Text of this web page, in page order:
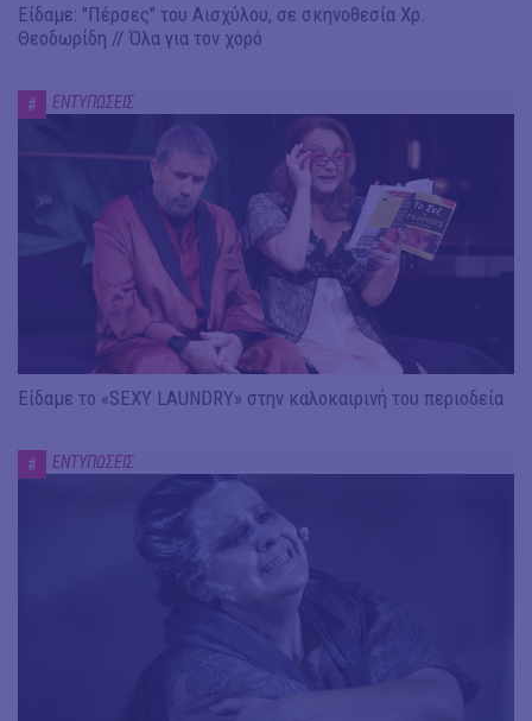
Είδαμε: "Πέρσες" του Αισχύλου, σε σκηνοθεσία Χρ.
Θεοδωρίδη // Όλα για τον χορό
# ΕΝΤΥΠΩΣΕΙΣ
Είδαμε το «SEXY LAUNDRY» στην καλοκαιρινή του περιοδεία
# ΕΝΤΥΠΩΣΕΙΣ